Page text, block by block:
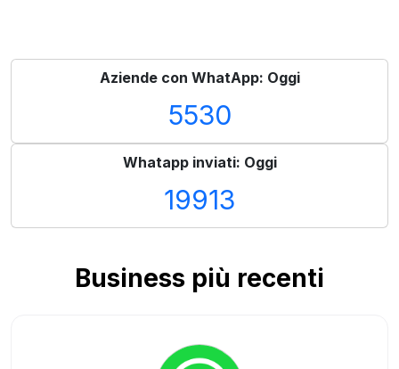
Aziende con WhatApp: Oggi
5530
Whatapp inviati: Oggi
19913
Business più recenti